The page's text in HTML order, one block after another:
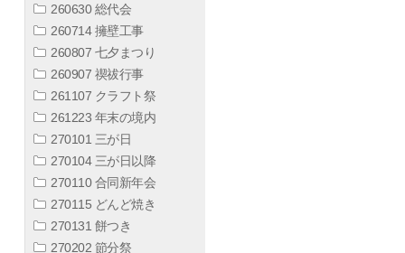
260630 総代会
260714 擁壁工事
260807 七夕まつり
260907 禊祓行事
261107 クラフト祭
261223 年末の境内
270101 三が日
270104 三が日以降
270110 合同新年会
270115 どんど焼き
270131 餅つき
270202 節分祭